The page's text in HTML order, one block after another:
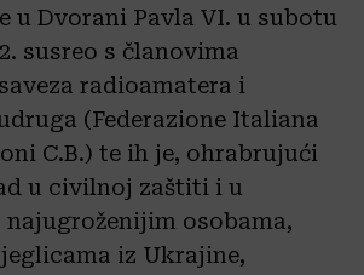
u Dvorani Pavla VI. u subotu
susreo s članovima
radioamatera i
(Federazione Italiana
C.B.) te ih je, ohrabrujući
u civilnoj zaštiti i u
osobama,
iz Ukrajine,